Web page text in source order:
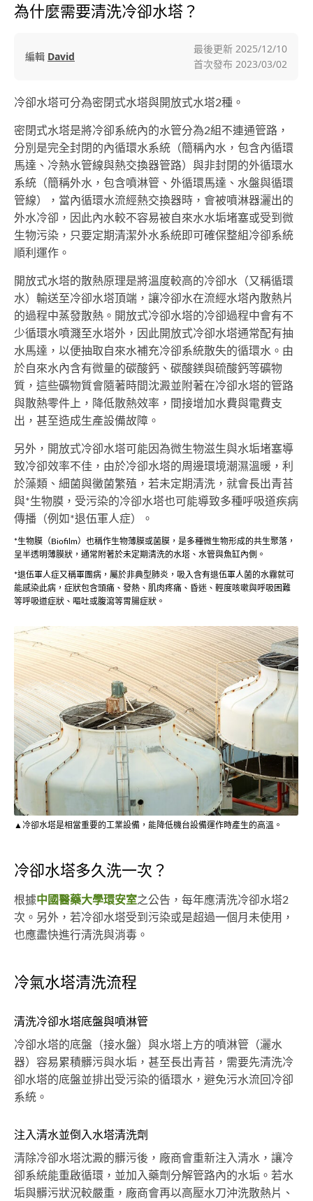
為什麼需要清洗冷卻水塔？
編輯 David
最後更新 2025/12/10
首次發布 2023/03/02
冷卻水塔可分為密閉式水塔與開放式水塔2種。
密閉式水塔是將冷卻系統內的水管分為2組不連通管路，
分別是完全封閉的內循環水系統（簡稱內水，包含內循環
馬達、冷熱水管線與熱交換器管路）與非封閉的外循環水
系統（簡稱外水，包含噴淋管、外循環馬達、水盤與循環
管線），當內循環水流經熱交換器時，會被噴淋器灑出的
外水冷卻，因此內水較不容易被自來水水垢堵塞或受到微
生物污染，只要定期清潔外水系統即可確保整組冷卻系統
順利運作。
開放式水塔的散熱原理是將溫度較高的冷卻水（又稱循環
水）輸送至冷卻水塔頂端，讓冷卻水在流經水塔內散熱片
的過程中蒸發散熱。開放式冷卻水塔的冷卻過程中會有不
少循環水噴濺至水塔外，因此開放式冷卻水塔通常配有抽
水馬達，以便抽取自來水補充冷卻系統散失的循環水。由
於自來水內含有微量的碳酸鈣、碳酸鎂與硫酸鈣等礦物
質，這些礦物質會隨著時間沈澱並附著在冷卻水塔的管路
與散熱零件上，降低散熱效率，間接增加水費與電費支
出，甚至造成生產設備故障。
另外，開放式冷卻水塔可能因為微生物滋生與水垢堵塞導
致冷卻效率不佳，由於冷卻水塔的周邊環境潮濕溫暖，利
於藻類、細菌與黴菌繁殖，若未定期清洗，就會長出青苔
與*生物膜，受污染的冷卻水塔也可能導致多種呼吸道疾病
傳播（例如*退伍軍人症）。
*生物膜（Biofilm）也稱作生物薄膜或菌膜，是多種微生物形成的共生聚落，
呈半透明薄膜狀，通常附著於未定期清洗的水塔、水管與魚缸內側。
*退伍軍人症又稱軍團病，屬於非典型肺炎，吸入含有退伍軍人菌的水霧就可
能感染此病，症狀包含頭痛、發熱、肌肉疼痛、昏迷、輕度咳嗽與呼吸困難
等呼吸道症狀、嘔吐或腹瀉等胃腸症狀。
▲冷卻水塔是相當重要的工業設備，能降低機台設備運作時產生的高溫。
冷卻水塔多久洗一次？
根據中國醫藥大學環安室之公告，每年應清洗冷卻水塔2
次。另外，若冷卻水塔受到污染或是超過一個月未使用，
也應盡快進行清洗與消毒。
冷氣水塔清洗流程
清洗冷卻水塔底盤與噴淋管
冷卻水塔的底盤（接水盤）與水塔上方的噴淋管（灑水
器）容易累積髒污與水垢，甚至長出青苔，需要先清洗冷
卻水塔的底盤並排出受污染的循環水，避免污水流回冷卻
系統。
注入清水並倒入水塔清洗劑
清除冷卻水塔沈澱的髒污後，廠商會重新注入清水，讓冷
卻系統能重啟循環，並加入藥劑分解管路內的水垢。若水
垢與髒污狀況較嚴重，廠商會再以高壓水刀沖洗散熱片、